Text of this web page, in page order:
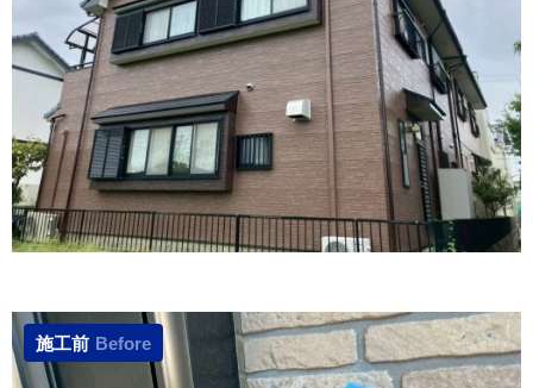
施工前 Before